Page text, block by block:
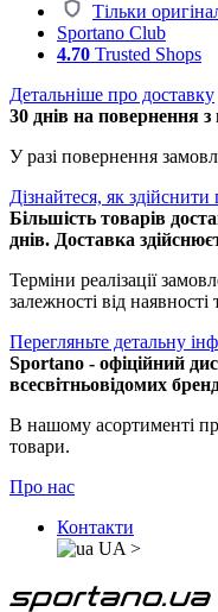
Тільки
Sportano Club
4.70 Trusted Shops
Детальніше про доставку
30 днів на повернення
У разі повернення
Дізнайтеся, як
Більшість товарів
днів. Доставка
Терміни реалізації
залежності від наявності
Перегляньте детальну
Sportano - офіційний
всесвітньовідомих
В нашому асортименті
товари.
Про нас
Контакти
UA >